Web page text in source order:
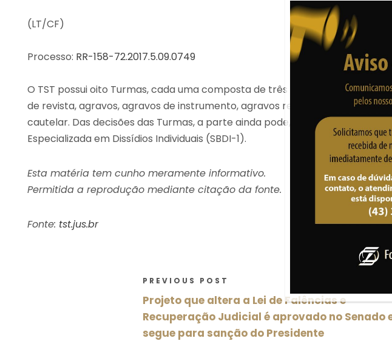
(LT/CF)
Processo: RR-158-72.2017.5.09.0749
O TST possui oito Turmas, cada uma composta de três ministros, com a
de revista, agravos, agravos de instrumento, agravos regimentais e recursos
cautelar. Das decisões das Turmas, a parte ainda pode, em alguns casos,
Especializada em Dissídios Individuais (SBDI-1).
Esta matéria tem cunho meramente informativo.
Permitida a reprodução mediante citação da fonte.
Fonte: tst.jus.br
PREVIOUS POST
Projeto que altera a Lei de Falências e
Recuperação Judicial é aprovado no Senado
segue para sanção do Presidente